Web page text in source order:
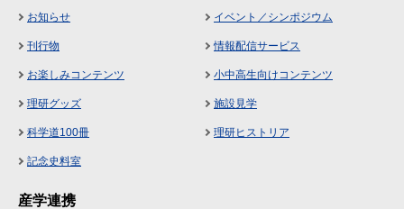
お知らせ イベント／シンポジウム
刊行物 情報配信サービス
お楽しみコンテンツ 小中高生向けコンテンツ
理研グッズ 施設見学
科学道100冊 理研ヒストリア
記念史料室
産学連携